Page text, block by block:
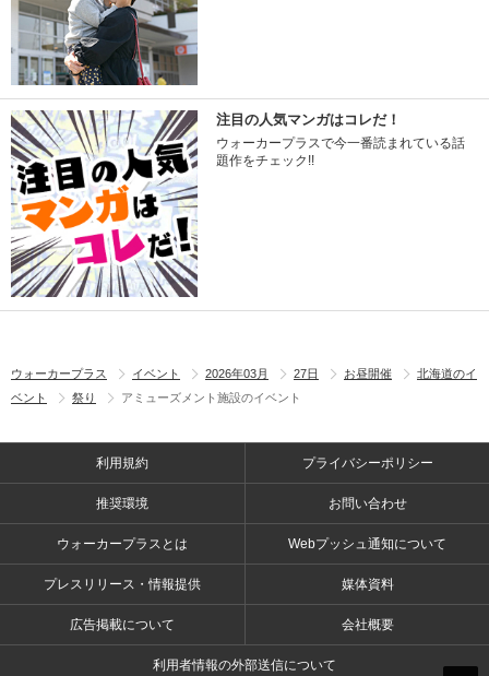
注目の人気マンガはコレだ！
ウォーカープラスで今一番読まれている話
題作をチェック!!
ウォーカープラス イベント 2026年03月 27日 お昼開催
北海道のイ
ベント
祭り アミューズメント施設のイベント
利用規約 プライバシーポリシー
推奨環境 お問い合わせ
ウォーカープラスとは Webプッシュ通知について
プレスリリース・情報提供 媒体資料
広告掲載について 会社概要
利用者情報の外部送信について